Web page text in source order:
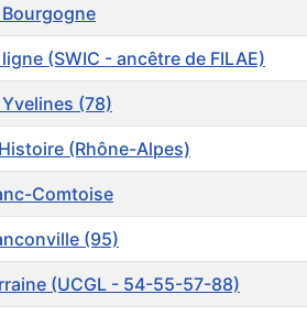
(SWIC - ancêtre de FILAE)
(78)
(Rhône-Alpes)
Comtoise
(95)
(UCGL - 54-55-57-88)